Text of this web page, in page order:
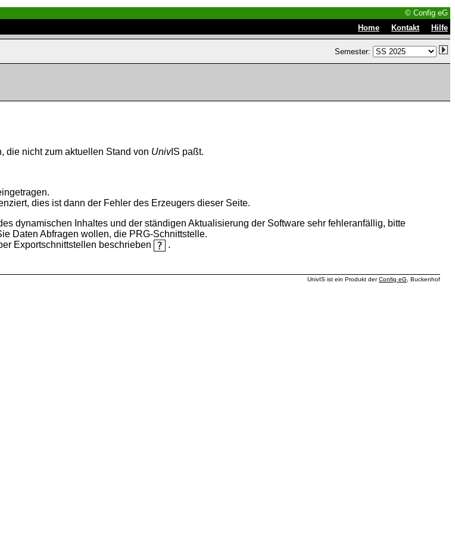
© Config eG
Home Kontakt Hilfe
Semester:
die nicht zum aktuellen Stand von UnivIS paßt.
dies ist dann der Fehler des Erzeugers dieser Seite.
dynamischen Inhaltes und der ständigen Aktualisierung der Software sehr fehleranfällig, bitte
Daten Abfragen wollen, die PRG-Schnittstelle.
Exportschnittstellen beschrieben
.
UnivIS ist ein Produkt derConfig eG , Buckenhof